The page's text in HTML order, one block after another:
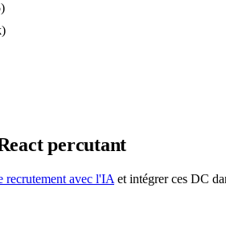
percutant
recrutement avec l'IA et intégrer ces DC